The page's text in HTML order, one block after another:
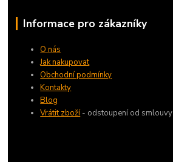
Informace pro zákazníky
O nás
Jak nakupovat
Obchodní podmínky
Kontakty
Blog
Vrátit zboží- odstoupení od smlouvy